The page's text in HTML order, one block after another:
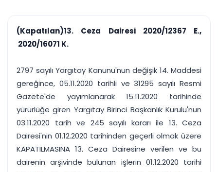
Duruşma ve görev
takvimi
Hatırlatma ve
takibi
Tek panelde uçtan uca yönetim
UYAP & UETS entegrasyonundan finansa, hepsi bir arada.
Tüm özellikleri inceleyin Ücretsiz Başlayın
(Kapatılan)13. Ceza Dairesi 2020/12367 E.,
2020/16071 K.
2797 sayılı Yargıtay Kanunu'nun değişik 14. Maddesi
gereğince, 05.11.2020 tarihli ve 31295 sayılı Resmi
Gazete'de yayımlanarak 15.11.2020 tarihinde
yürürlüğe giren Yargıtay Birinci Başkanlık Kurulu'nun
03.11.2020 tarih ve 245 sayılı kararı ile 13. Ceza
Dairesi'nin 01.12.2020 tarihinden geçerli olmak üzere
KAPATILMASINA 13. Ceza Dairesine verilen ve bu
dairenin arşivinde bulunan işlerin 01.12.2020 tarihi